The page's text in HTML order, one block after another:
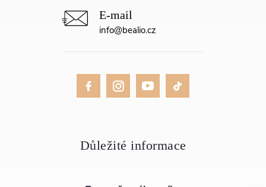
info@bealio.cz